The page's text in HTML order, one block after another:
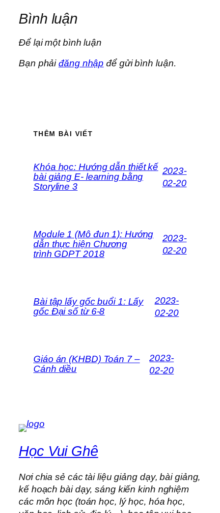
Bình luận
Để lại một bình luận
Bạn phảiđăng nhập để gửi bình luận.
THÊM BÀI VIẾT
Khóa học: Hướng dẫn thiết kế
bài giảng E- learning bằng
Storyline 3
2023-
02-20
Module 1 (Mô đun 1): Hướng
dẫn thực hiện Chương
trình GDPT 2018
2023-
02-20
Bài tập lấy gốc buổi 1: Lấy
gốc Đại số từ 6-8
2023-
02-20
Giáo án (KHBD) Toán 7 –
Cánh diều
2023-
02-20
Học Vui Ghê
Nơi chia sẻ các tài liệu giảng dạy, bài giảng,
kế hoạch bài dạy, sáng kiến kinh nghiệm
các môn học (toán học, lý học, hóa học,